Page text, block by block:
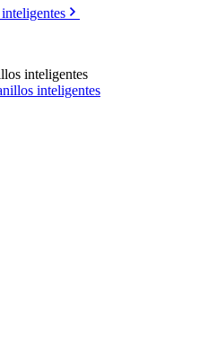
inteligentes
inteligentes